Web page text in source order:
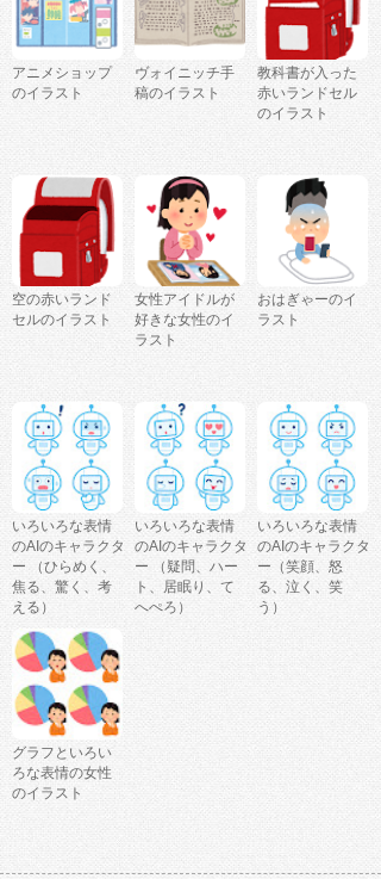
アニメショップ
のイラスト
ヴォイニッチ手
稿のイラスト
教科書が入った
赤いランドセル
のイラスト
空の赤いランド
セルのイラスト
女性アイドルが
好きな女性のイ
ラスト
おはぎゃーのイ
ラスト
いろいろな表情
のAIのキャラクタ
ー （ひらめく、
焦る、驚く、考
える）
いろいろな表情
のAIのキャラクタ
ー （疑問、ハー
ト、居眠り、て
へぺろ）
いろいろな表情
のAIのキャラクタ
ー（笑顔、怒
る、泣く、笑
う）
グラフといろい
ろな表情の女性
のイラスト